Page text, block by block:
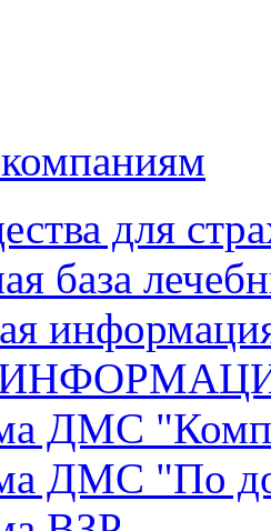
для
база
ДМС
ДМС "По